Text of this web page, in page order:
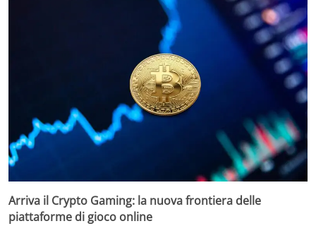
Arriva il Crypto Gaming: la nuova frontiera delle
piattaforme di gioco online